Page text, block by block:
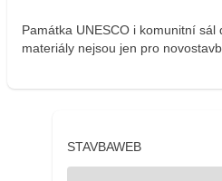
Památka UNESCO i komunitní
materiály nejsou jen pro
STAVBAWEB